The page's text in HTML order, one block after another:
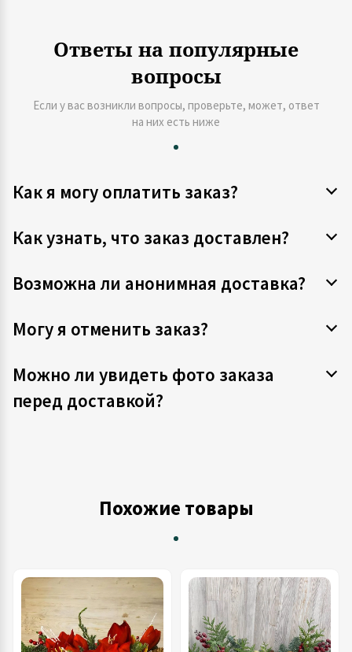
Ответы на популярные
вопросы
Если у вас возникли вопросы, проверьте, может, ответ
на них есть ниже
Как я могу оплатить заказ?
Как узнать, что заказ доставлен?
Возможна ли анонимная доставка?
Могу я отменить заказ?
Можно ли увидеть фото заказа
перед доставкой?
Похожие товары